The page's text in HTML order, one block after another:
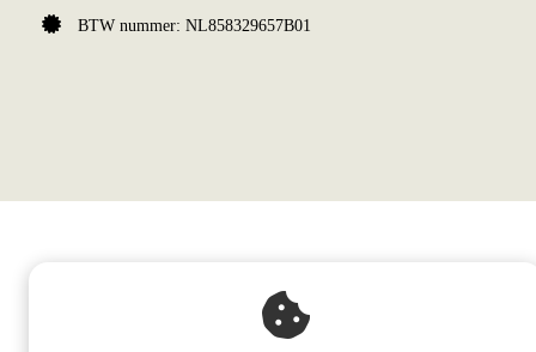
BTW nummer: NL858329657B01